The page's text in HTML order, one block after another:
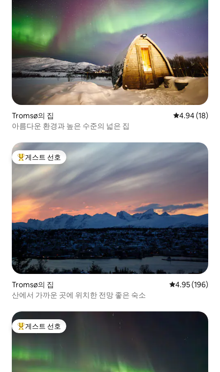
Tromsø의 집 평점 4.94점(5
4.94 (18)
아름다운 환경과 높은 수준의 넓은 집
상위 게스트 선호
게스트 선호
Tromsø의 집 평점 4.95점(5
4.95 (196)
산에서 가까운 곳에 위치한 전망 좋은 숙소
상위 게스트 선호
게스트 선호